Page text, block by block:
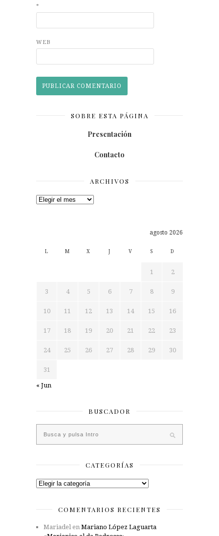
*
WEB
SOBRE ESTA PÁGINA
Presentación
Contacto
ARCHIVOS
Archivos
agosto 2026
L M X J V S D
1 2
3 4 5 6 7 8 9
10 11 12 13 14 15 16
17 18 19 20 21 22 23
24 25 26 27 28 29 30
31
« Jun
BUSCADOR
CATEGORÍAS
Categorías
COMENTARIOS RECIENTES
Mariadel en Mariano López Laguarta